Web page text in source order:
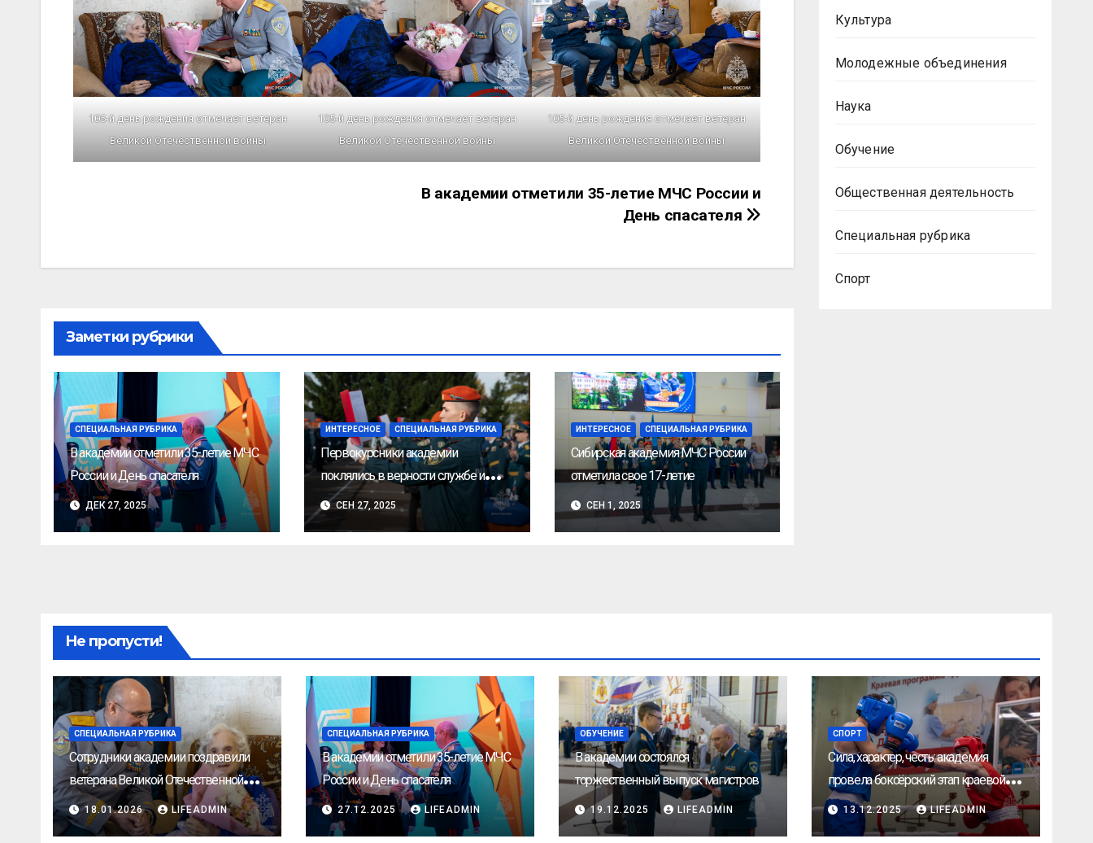
105-й день рождения отмечает ветеран
Великой Отечественной войны
105-й день рождения отмечает ветеран
Великой Отечественной войны
105-й день рождения отмечает ветеран
Великой Отечественной войны
В академии отметили 35-летие МЧС России и
День спасателя
Заметки рубрики
СПЕЦИАЛЬНАЯ РУБРИКА
В академии отметили 35-летие МЧС
России и День спасателя
ДЕК 27, 2025
ИНТЕРЕСНОЕ СПЕЦИАЛЬНАЯ РУБРИКА
Первокурсники академии
поклялись в верности службе и
Родине
СЕН 27, 2025
ИНТЕРЕСНОЕ СПЕЦИАЛЬНАЯ РУБРИКА
Сибирская академия МЧС России
отметила свое 17-летие
СЕН 1, 2025
Культура
Молодежные объединения
Наука
Обучение
Общественная деятельность
Специальная рубрика
Спорт
Не пропусти!
СПЕЦИАЛЬНАЯ РУБРИКА
Сотрудники академии поздравили
ветерана Великой Отечественной
войны с 105-летним юбилеем
18.01.2026 LIFEADMIN
СПЕЦИАЛЬНАЯ РУБРИКА
В академии отметили 35-летие МЧС
России и День спасателя
27.12.2025 LIFEADMIN
ОБУЧЕНИЕ
В академии состоялся
торжественный выпуск магистров
19.12.2025 LIFEADMIN
СПОРТ
Сила, характер, честь: академия
провела боксёрский этап краевой
УниверЛиги
13.12.2025 LIFEADMIN